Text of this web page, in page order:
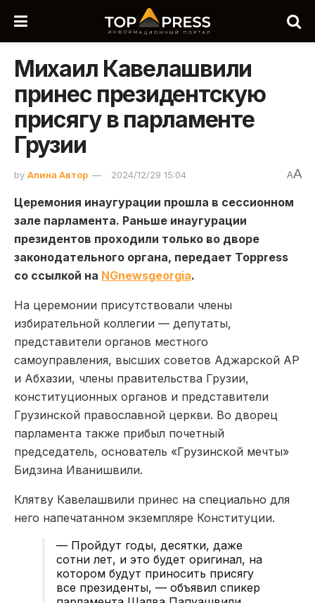
Михаил Кавелашвили
принес президентскую
присягу в парламенте
Грузии
by Алина Автор 2024/12/29 15:04 AA
Церемония инаугурации прошла в сессионном
зале парламента. Раньше инаугурации
президентов проходили только во дворе
законодательного органа, передает Toppress
со ссылкой на NGnewsgeorgia.
На церемонии присутствовали члены
избирательной коллегии — депутаты,
представители органов местного
самоуправления, высших советов Аджарской АР
и Абхазии, члены правительства Грузии,
конституционных органов и представители
Грузинской православной церкви. Во дворец
парламента также прибыл почетный
председатель, основатель «Грузинской мечты»
Бидзина Иванишвили.
Клятву Кавелашвили принес на специально для
него напечатанном экземпляре Конституции.
— Пройдут годы, десятки, даже
сотни лет, и это будет оригинал, на
котором будут приносить присягу
все президенты, — объявил спикер